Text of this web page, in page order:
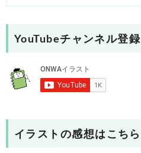
YouTubeチャンネル登
イラストの感想はこちら